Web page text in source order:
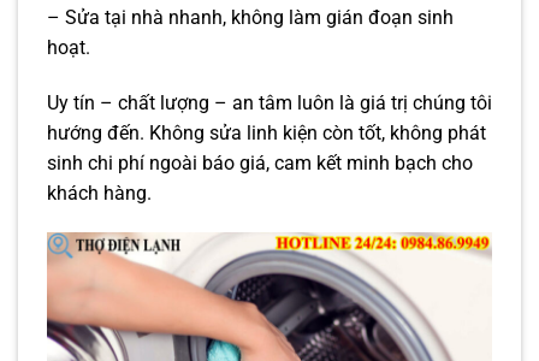
– Sửa tại nhà nhanh, không làm gián đoạn sinh
hoạt.
Uy tín – chất lượng – an tâm luôn là giá trị chúng tôi
hướng đến. Không sửa linh kiện còn tốt, không phát
sinh chi phí ngoài báo giá, cam kết minh bạch cho
khách hàng.